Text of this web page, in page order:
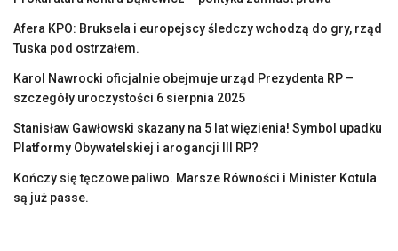
Afera KPO: Bruksela i europejscy śledczy wchodzą do gry, rząd
Tuska pod ostrzałem.
Karol Nawrocki oficjalnie obejmuje urząd Prezydenta RP –
szczegóły uroczystości 6 sierpnia 2025
Stanisław Gawłowski skazany na 5 lat więzienia! Symbol upadku
Platformy Obywatelskiej i arogancji III RP?
Kończy się tęczowe paliwo. Marsze Równości i Minister Kotula
są już passe.